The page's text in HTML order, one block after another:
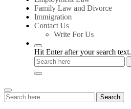
Family Law and Divorce
Immigration
Contact Us
Write For Us
Hit Enter after your search text.
Search
for:
Search